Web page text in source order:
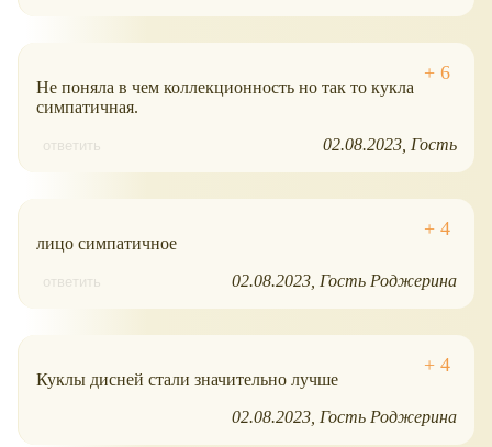
Не поняла в чем коллекционность но так то кукла
симпатичная.
ответить 02.08.2023 Гость
лицо симпатичное
ответить 02.08.2023 Гость Роджерина
Куклы дисней стали значительно лучше
02.08.2023 Гость Роджерина